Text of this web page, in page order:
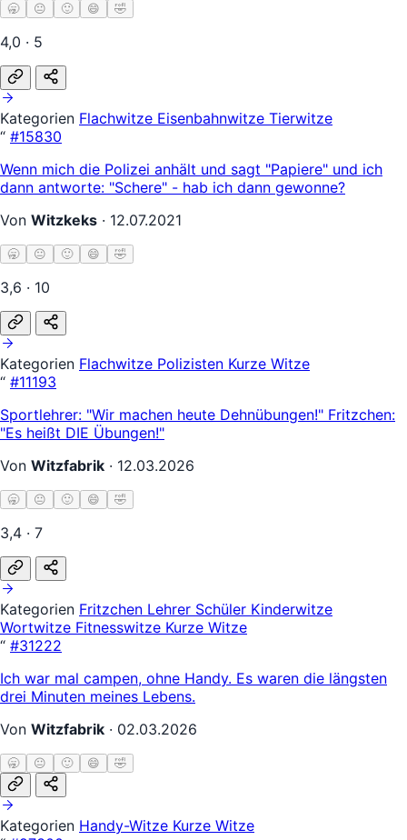
🥱 😐 🙂 😄 🤣
4,0 · 5
Kategorien Flachwitze Eisenbahnwitze Tierwitze
“ #15830
Wenn mich die Polizei anhält und sagt "Papiere" und ich
dann antworte: "Schere" - hab ich dann gewonne?
Von Witzkeks · 12.07.2021
🥱 😐 🙂 😄 🤣
3,6 · 10
Kategorien Flachwitze Polizisten Kurze Witze
“ #11193
Sportlehrer: "Wir machen heute Dehnübungen!" Fritzchen:
"Es heißt DIE Übungen!"
Von Witzfabrik · 12.03.2026
🥱 😐 🙂 😄 🤣
3,4 · 7
Kategorien Fritzchen Lehrer Schüler Kinderwitze
Wortwitze Fitnesswitze Kurze Witze
“ #31222
Ich war mal campen, ohne Handy. Es waren die längsten
drei Minuten meines Lebens.
Von Witzfabrik · 02.03.2026
🥱 😐 🙂 😄 🤣
Kategorien Handy-Witze Kurze Witze